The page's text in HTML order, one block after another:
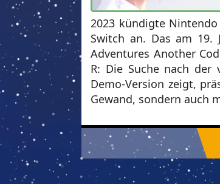
2023 kündigte
Switch an. Das am 19.
Adventures Another
R: Die Suche nach
Demo-Version zeigt,
Gewand, sondern auch